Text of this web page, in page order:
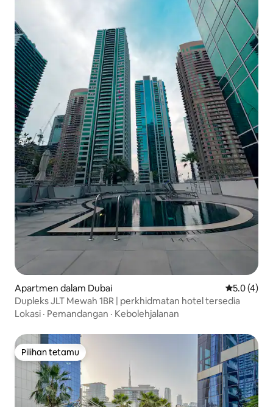
Apartmen dalam Dubai Penarafan
5.0 (4)
Dupleks JLT Mewah 1BR | perkhidmatan hotel tersedia
Lokasi · Pemandangan · Kebolehjalanan
Pilihan tetamu
Pilihan tetamu